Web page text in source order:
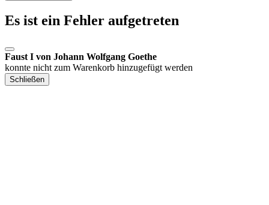
Es ist ein Fehler aufgetreten
Faust I von Johann Wolfgang Goethe
konnte nicht zum Warenkorb hinzugefügt werden
Schließen